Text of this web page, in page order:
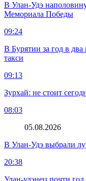
В Улан-Удэ
Мемориала Победы
09:24
В Бурятии за год в два
такси
09:13
Зурхай: не стоит
08:03
05.08.2026
В Улан-Удэ выбрали
20:38